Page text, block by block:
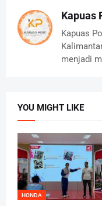
Kapuas
Kapuas
menjadi
YOU MIGHT LIKE
HONDA